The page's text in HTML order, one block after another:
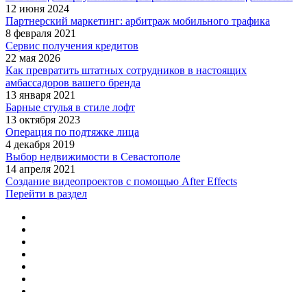
12 июня 2024
Партнерский маркетинг: арбитраж мобильного трафика
8 февраля 2021
Сервис получения кредитов
22 мая 2026
Как превратить штатных сотрудников в настоящих
амбассадоров вашего бренда
13 января 2021
Барные стулья в стиле лофт
13 октября 2023
Операция по подтяжке лица
4 декабря 2019
Выбор недвижимости в Севастополе
14 апреля 2021
Создание видеопроектов с помощью After Effects
Перейти в раздел